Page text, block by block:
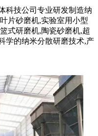
科技公司专业研发制造纳
片砂磨机,实验室用小型
式研磨机,陶瓷砂磨机,超
学的纳米分散研磨技术,产